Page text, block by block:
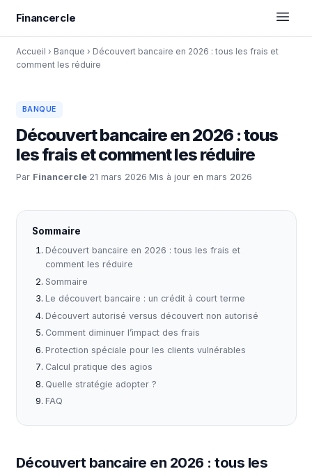
Financercle
Accueil › Banque › Découvert bancaire en 2026 : tous les frais et
comment les réduire
BANQUE
Découvert bancaire en 2026 : tous
les frais et comment les réduire
Par Financercle·21 mars 2026·Mis à jour en mars 2026
Sommaire
Découvert bancaire en 2026 : tous les frais et
comment les réduire
Sommaire
Le découvert bancaire : un crédit à court terme
Découvert autorisé versus découvert non autorisé
Comment diminuer l’impact des frais
Protection spéciale pour les clients vulnérables
Calcul pratique des agios
Quelle stratégie adopter ?
FAQ
Découvert bancaire en 2026 : tous les